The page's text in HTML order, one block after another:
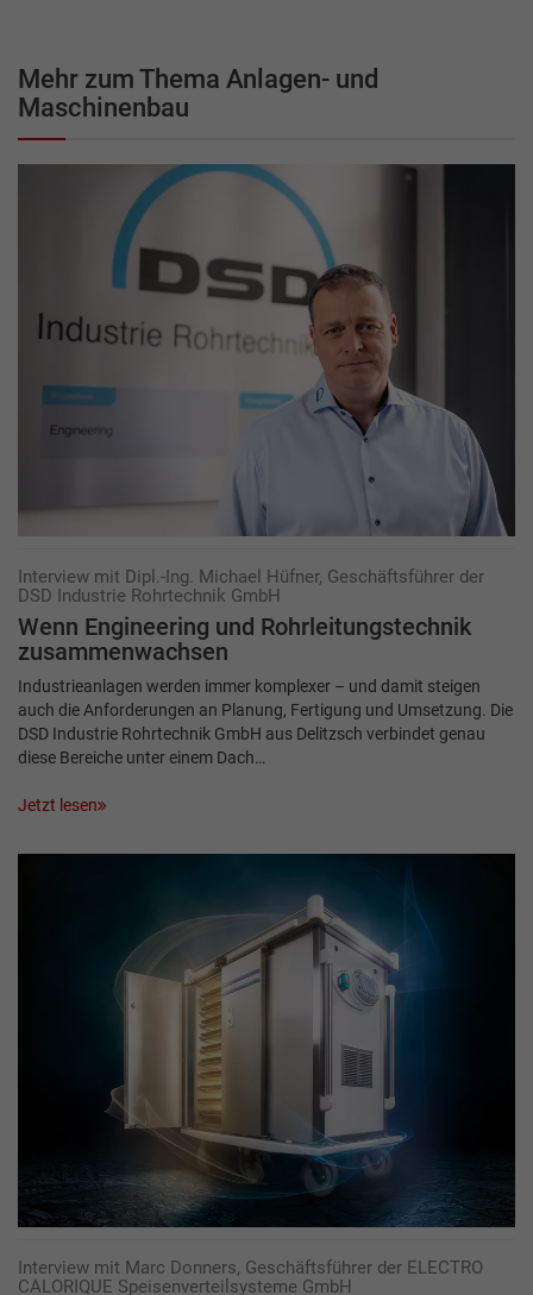
Mehr zum Thema Anlagen- und
Maschinenbau
Interview mit Dipl.-Ing. Michael Hüfner, Geschäftsführer der
DSD Industrie Rohrtechnik GmbH
Wenn Engineering und Rohrleitungstechnik
zusammenwachsen
Industrieanlagen werden immer komplexer – und damit steigen
auch die Anforderungen an Planung, Fertigung und Umsetzung. Die
DSD Industrie Rohrtechnik GmbH aus Delitzsch verbindet genau
diese Bereiche unter einem Dach…
Jetzt lesen
Interview mit Marc Donners, Geschäftsführer der ELECTRO
CALORIQUE ­Speisenverteilsysteme GmbH